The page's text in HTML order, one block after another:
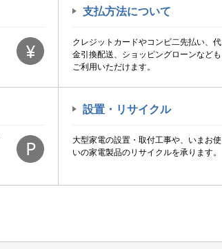
支払方法について
クレジットカードやコンビ二先払い、代
金引換配送、ショッピングローンなども
ご利用いただけます。
設置・リサイクル
大型家電の設置・取付工事や、いまお使
いの家電製品のリサイクルを承ります。